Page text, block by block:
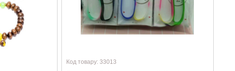
Код товару: 33013